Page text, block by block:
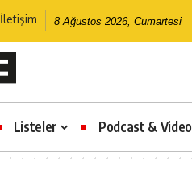
İletişim 8 Ağustos 2026, Cumartesi
Listeler Podcast & Video